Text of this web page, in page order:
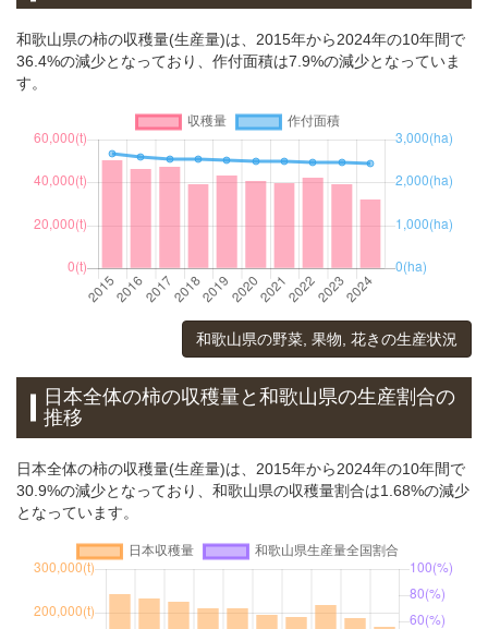
和歌山県の柿の収穫量(生産量)は、2015年から2024年の10年間で
36.4%の減少となっており、作付面積は7.9%の減少となっていま
す。
和歌山県の野菜, 果物, 花きの生産状況
日本全体の柿の収穫量と和歌山県の生産割合の
推移
日本全体の柿の収穫量(生産量)は、2015年から2024年の10年間で
30.9%の減少となっており、和歌山県の収穫量割合は1.68%の減少
となっています。